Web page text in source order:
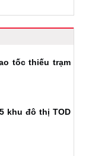
tốc thiếu trạm
khu đô thị TOD